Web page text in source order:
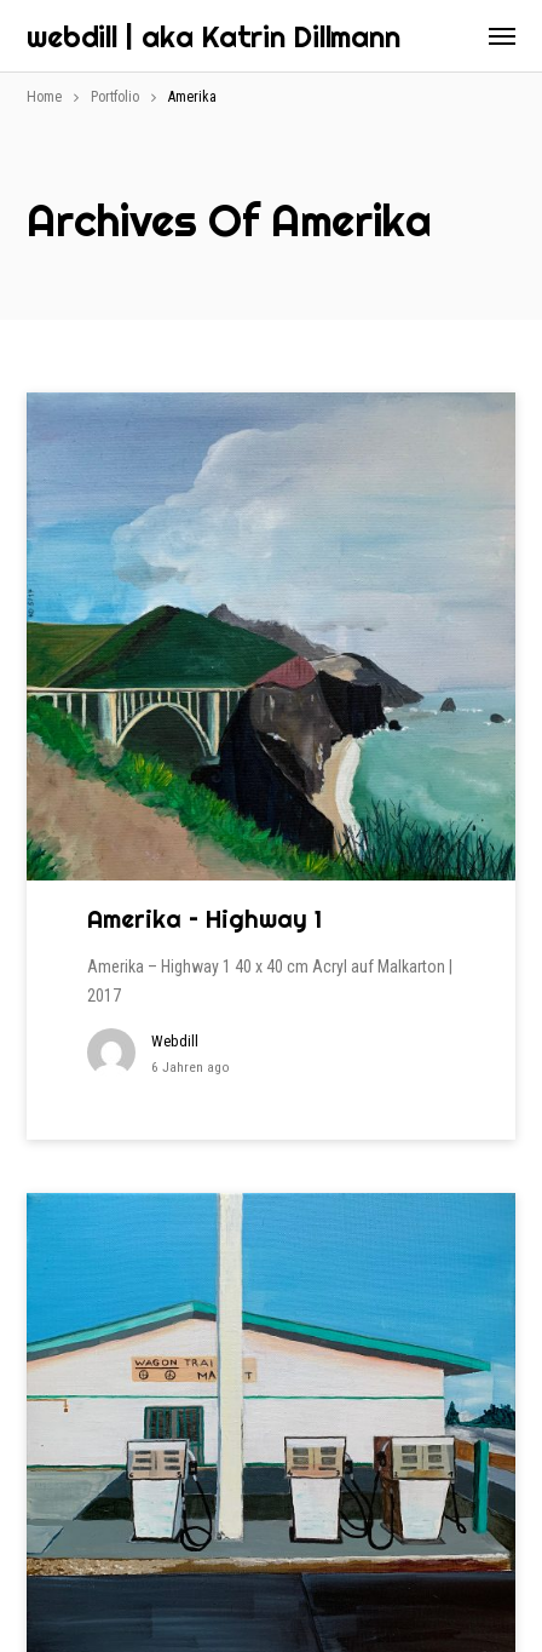
webdill | aka Katrin Dillmann
Home Portfolio Amerika
Archives Of Amerika
Amerika – Highway 1
Amerika – Highway 1 40 x 40 cm Acryl auf Malkarton |
2017
Webdill
6 Jahren ago